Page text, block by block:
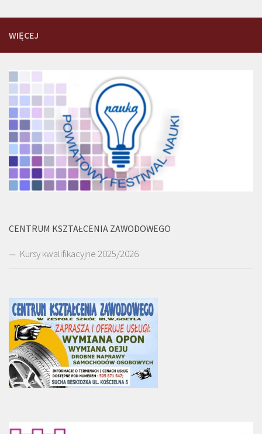
WIĘCEJ
CENTRUM KSZTAŁCENIA ZAWODOWEGO
Kursy kwalifikacyjne 2025/2026